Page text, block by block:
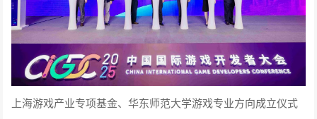
上海游戏产业专项基金、华东师范大学游戏专业方向成立仪式